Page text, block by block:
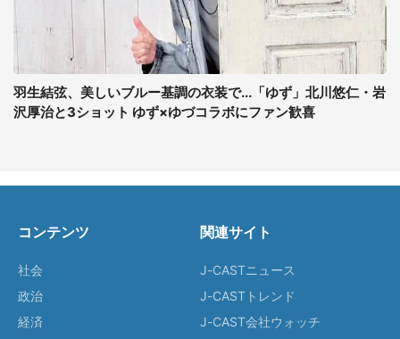
羽生結弦、美しいブルー基調の衣装で...「ゆず」北川悠仁・岩
沢厚治と3ショット ゆず×ゆづコラボにファン歓喜
コンテンツ
社会
政治
経済
関連サイト
J-CASTニュース
J-CASTトレンド
J-CAST会社ウォッチ